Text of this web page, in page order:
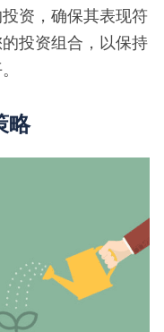
资，确保其表现符
投资组合，以保持
略